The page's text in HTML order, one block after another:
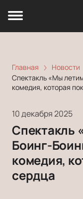
Главная
Новости
Спектакль «Мы
комедия, которая
10 декабря 2025
Спектакль
Боинг-
комедия,
сердца